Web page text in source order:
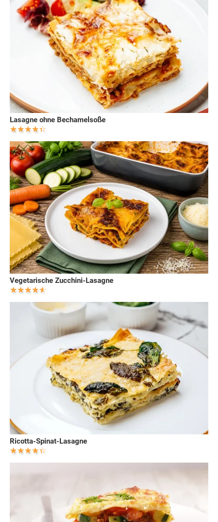
Lasagne ohne Bechamelsoße
Vegetarische Zucchini-Lasagne
Ricotta-Spinat-Lasagne